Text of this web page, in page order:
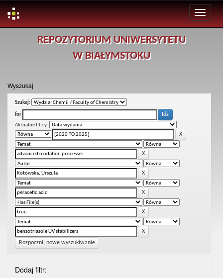
REPOZYTORIUM UNIWERSYTETU
W BIAŁYMSTOKU
Wyszukaj
Szukaj:
for
Aktualne filtry:
Rozpocznij nowe wyszukiwanie
Dodaj filtr: